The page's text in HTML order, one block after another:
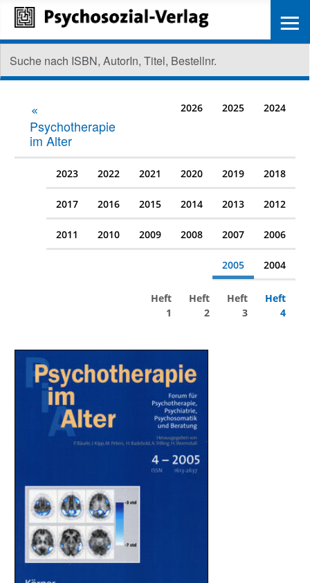
Psychotherapie
im Alter
2026 2025 2024
2023 2022 2021 2020 2019 2018
2017 2016 2015 2014 2013 2012
2011 2010 2009 2008 2007 2006
2005 2004
Heft
1
Heft
2
Heft
3
Heft
4
≡